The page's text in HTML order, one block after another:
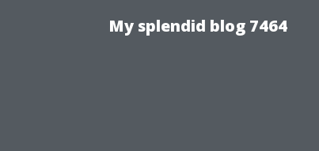
My splendid blog 7464